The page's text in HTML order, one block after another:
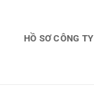
HỒ SƠ CÔNG TY